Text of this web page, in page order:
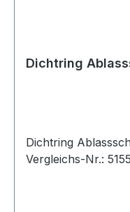
Dichtring
Dichtring
Vergleichs-Nr.: